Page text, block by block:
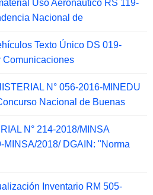
Uso Aeronáutico RS 119-
Nacional de
Texto Único DS 019-
Comunicaciones
N° 056-2016-MINEDU
Nacional de Buenas
N° 214-2018/MINSA
MINSA/2018/ DGAIN: "Norma
Inventario RM 505-